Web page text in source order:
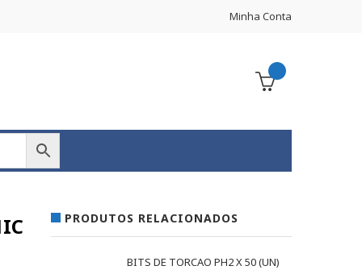
Minha Conta
PRODUTOS RELACIONADOS
BITS DE TORCAO PH2 X 50 (UN)